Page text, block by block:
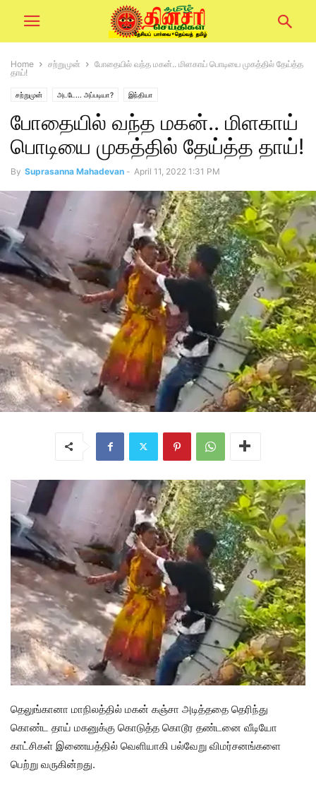
Home சற்றுமுன்
போதையில் வந்த மகன்.. மிளகாய் பொடியை முகத்தில் தேய்த்த
தாய்!
சற்றுமுன் அடடே... அப்படியா? இந்தியா
போதையில் வந்த மகன்.. மிளகாய்
பொடியை முகத்தில் தேய்த்த தாய்!
By Suprasanna Mahadevan - April 11, 2022 1:31 PM
தெலுங்கானா மாநிலத்தில் மகன் கஞ்சா அடித்ததை தெரிந்து
கொண்ட தாய் மகனுக்கு கொடுத்த கொடூர தண்டனை வீடியோ
காட்சிகள் இணையத்தில் வெளியாகி பல்வேறு விமர்சனங்களை
பெற்று வருகின்றது.